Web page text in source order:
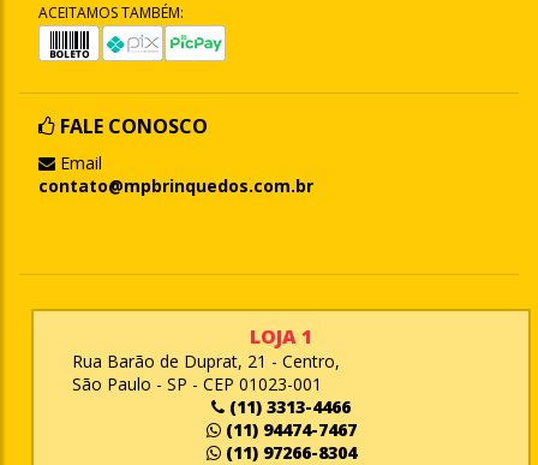
ACEITAMOS TAMBÉM:
FALE CONOSCO
Email
contato@mpbrinquedos.com.br
LOJA 1
Rua Barão de Duprat, 21 - Centro,
São Paulo - SP - CEP 01023-001
(11) 3313-4466
(11) 94474-7467
(11) 97266-8304